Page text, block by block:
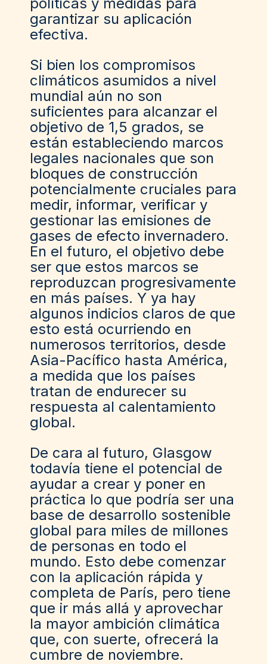
garantizar su aplicación
efectiva.
Si bien los compromisos
climáticos asumidos a nivel
mundial aún no son
suficientes para alcanzar el
objetivo de 1,5 grados, se
están estableciendo marcos
legales nacionales que son
bloques de construcción
potencialmente cruciales para
medir, informar, verificar y
gestionar las emisiones de
gases de efecto invernadero.
En el futuro, el objetivo debe
ser que estos marcos se
reproduzcan progresivamente
en más países. Y ya hay
algunos indicios claros de que
esto está ocurriendo en
numerosos territorios, desde
Asia-Pacífico hasta América,
a medida que los países
tratan de endurecer su
respuesta al calentamiento
global.
De cara al futuro, Glasgow
todavía tiene el potencial de
ayudar a crear y poner en
práctica lo que podría ser una
base de desarrollo sostenible
global para miles de millones
de personas en todo el
mundo. Esto debe comenzar
con la aplicación rápida y
completa de París, pero tiene
que ir más allá y aprovechar
la mayor ambición climática
que, con suerte, ofrecerá la
cumbre de noviembre.